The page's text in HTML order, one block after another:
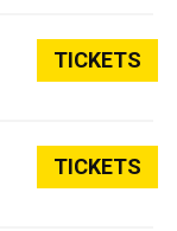
TICKETS
TICKETS